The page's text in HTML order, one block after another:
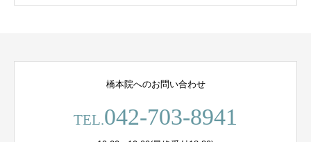
橋本院へのお問い合わせ
TEL.042-703-8941